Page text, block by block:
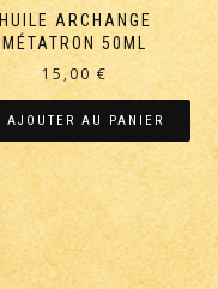
HUILE ARCHANGE
MÉTATRON 50ML
15,00 €
AJOUTER AU PANIER